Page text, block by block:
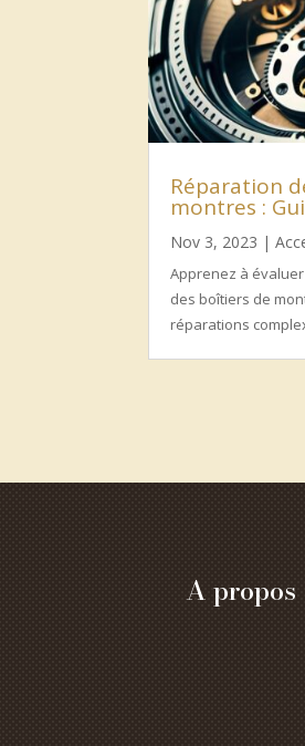
Réparation
montres :
Nov 3, 2023 |
Apprenez à
des boîtiers de
réparations
A propos